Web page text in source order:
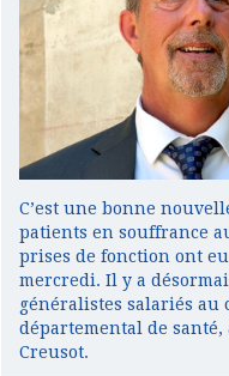
C’est une bonne
patients en souffrance
prises de fonction ont
mercredi. Il y a
généralistes salariés au
départemental de santé,
Creusot.